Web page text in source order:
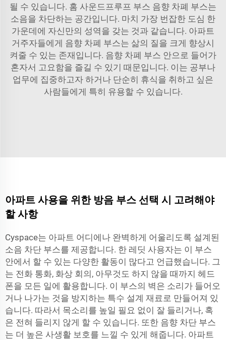
될 수 있습니다. 홈 사운드프루프 부스 음향 차폐 부스는
소음을 차단하는 공간입니다. 마치 가장 번잡한 도심 한
가운데에 자신만의 성역을 갖는 것과 같습니다. 아파트
거주자들에게 음향 차폐 부스는 삶의 질을 크게 향상시
켜줄 수 있는 존재입니다. 음향 차폐 부스 안으로 들어가
혼자서 고요함을 즐길 수 있기 때문입니다. 이는 공부나
업무에 집중하고자 하거나 단순히 휴식을 취하고 싶은
사람들에게 특히 유용할 수 있습니다.
아파트 사용을 위한 방음 부스 선택 시 고려해야
할 사항
Cyspace는 아파트 어디에나 완벽하게 어울리도록 설계된
소음 차단 부스를 제공합니다. 한 레딧 사용자는 이 부스
안에서 할 수 있는 다양한 활동이 많다고 언급했습니다. 그
는 전화 통화, 화상 회의, 아무것도 하지 않을 때까지 헤드
폰을 모든 일에 활용합니다. 이 부스의 벽은 소리가 들어오
거나 나가는 것을 방지하는 특수 설계 재료로 만들어져 있
습니다. 따라서 목소리를 높일 필요 없이 잘 들리거나, 혹
은 전혀 들리지 않게 할 수 있습니다. 또한 음향 차단 부스
는 더 높은 사생활 보호를 느낄 수 있게 해줍니다. 아파트